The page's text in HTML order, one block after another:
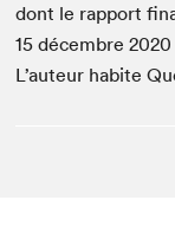
dont le rapport
15 décembre
L’auteur habite